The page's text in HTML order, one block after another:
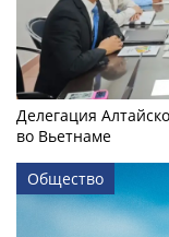
Делегация
во Вьетнаме
Общество